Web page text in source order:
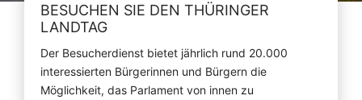
BESUCHEN SIE DEN THÜRINGER
LANDTAG
Der Besucherdienst bietet jährlich rund 20.000
interessierten Bürgerinnen und Bürgern die
Möglichkeit, das Parlament von innen zu